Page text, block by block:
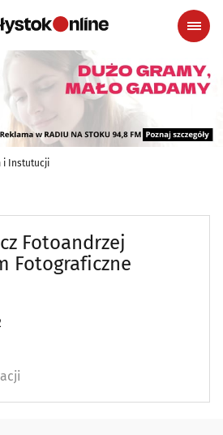
i Instutucji
Fotoandrzej
Fotograficzne